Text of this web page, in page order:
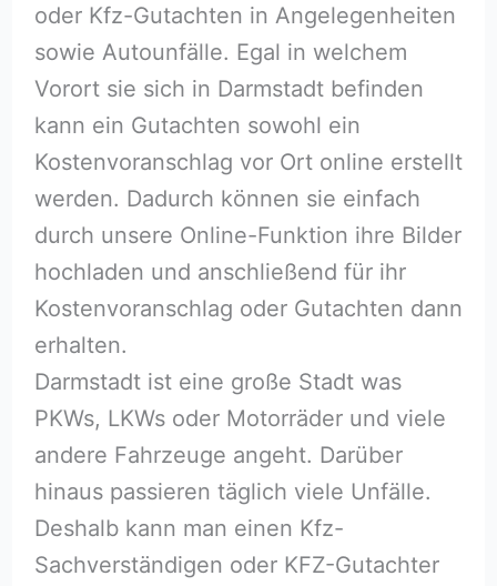
oder Kfz-Gutachten in Angelegenheiten
sowie Autounfälle. Egal in welchem
Vorort sie sich in Darmstadt befinden
kann ein Gutachten sowohl ein
Kostenvoranschlag vor Ort online erstellt
werden. Dadurch können sie einfach
durch unsere Online-Funktion ihre Bilder
hochladen und anschließend für ihr
Kostenvoranschlag oder Gutachten dann
erhalten.
Darmstadt ist eine große Stadt was
PKWs, LKWs oder Motorräder und viele
andere Fahrzeuge angeht. Darüber
hinaus passieren täglich viele Unfälle.
Deshalb kann man einen Kfz-
Sachverständigen oder KFZ-Gutachter